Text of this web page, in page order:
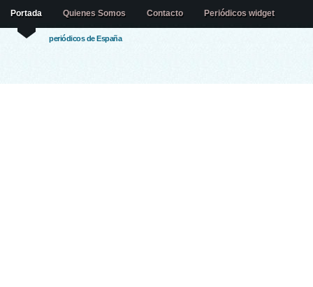
periódicos de España
Portada Quienes Somos Contacto Periódicos widget